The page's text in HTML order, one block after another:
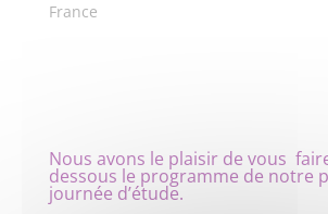
France
Nous avons le plaisir de vous
dessous le programme de notre
journée d’étude.